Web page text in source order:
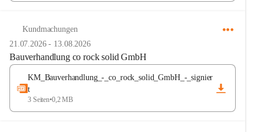
Kundmachungen
21.07.2026- 13.08.2026
Bauverhandlung co rock solid GmbH
KM_Bauverhandlung_-_co_rock_solid_GmbH_-_signier
t
3 Seiten•0,2 MB